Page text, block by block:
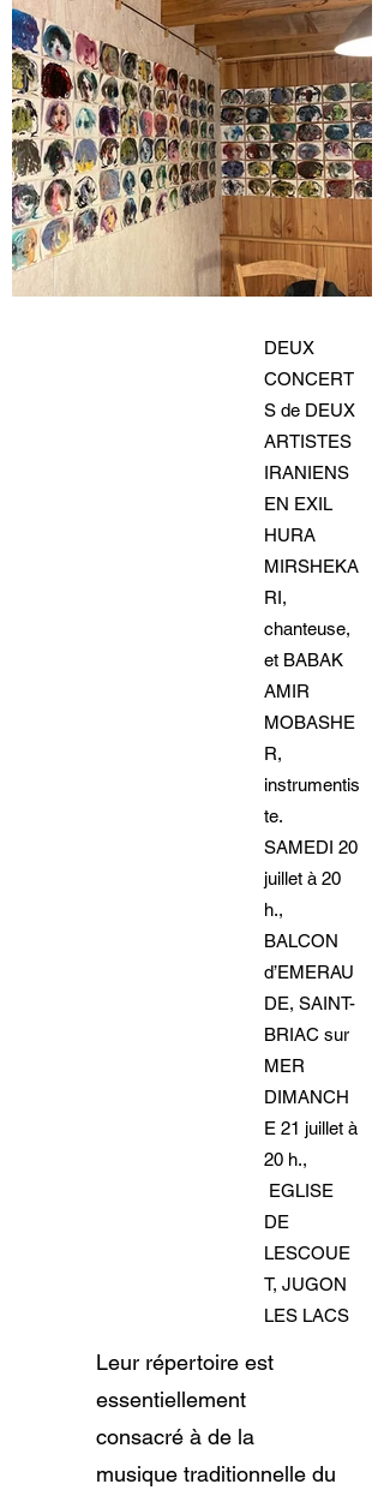
DEUX
CONCERT
S de DEUX
ARTISTES
IRANIENS
EN EXIL
HURA
MIRSHEKA
RI,
chanteuse,
et BABAK
AMIR
MOBASHE
R,
instrumentis
te.
SAMEDI 20
juillet à 20
h.,
BALCON
d’EMERAU
DE, SAINT-
BRIAC sur
MER
DIMANCH
E 21 juillet à
20 h.,
EGLISE
DE
LESCOUE
T, JUGON
LES LACS
Leur répertoire est
essentiellement
consacré à de la
musique traditionnelle du